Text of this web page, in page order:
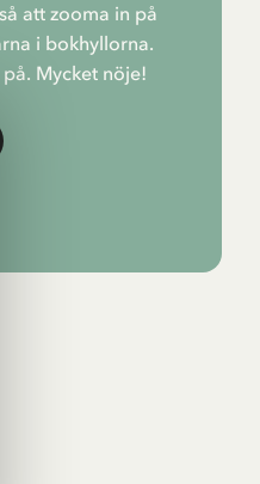
att zooma in på
i bokhyllorna.
Mycket nöje!